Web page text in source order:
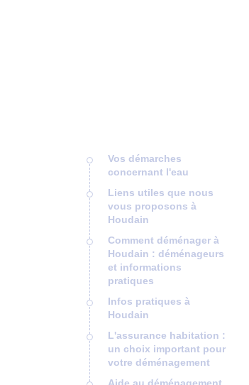
Vos démarches
concernant l'eau
Liens utiles que nous
vous proposons à
Houdain
Comment déménager à
Houdain : déménageurs
et informations
pratiques
Infos pratiques à
Houdain
L'assurance habitation :
un choix important pour
votre déménagement